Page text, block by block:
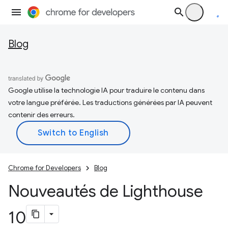
Blog
Google utilise la technologie IA pour traduire le contenu dans
votre langue préférée. Les traductions générées par IA peuvent
contenir des erreurs.
Chrome for Developers Blog
Nouveautés de Lighthouse
10